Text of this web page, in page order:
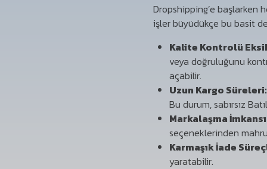
Dropshipping’e başlarken
işler büyüdükçe bu basit
Kalite Kontrolü
veya doğruluğunu
açabilir.
Uzun Kargo Süreleri:
Bu durum, sabırsız
Markalaşma
seçeneklerinden
Karmaşık İade
yaratabilir.